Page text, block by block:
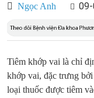
Ngọc Anh
Tiêm khớp vai là chỉ
khớp vai, đặc trưng
loại thuốc được tiêm